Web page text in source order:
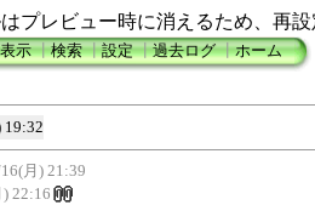
プレビュー時に消えるため、再設
示┃検索┃設定┃過去ログ┃ホーム
19:32
月) 21:39
22:16